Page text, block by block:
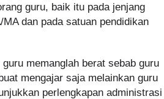
guru, baik itu pada jenjang
dan pada satuan pendidikan
memanglah berat sebab guru
mengajar saja melainkan guru
perlengkapan administrasi